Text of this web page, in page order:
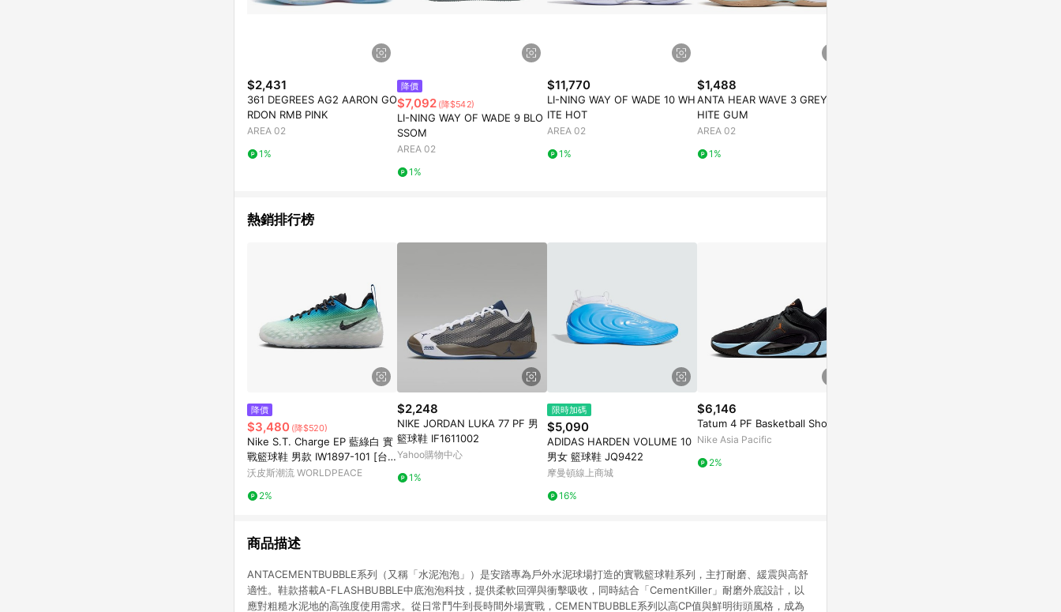
$2,431
361 DEGREES AG2 AARON GO
RDON RMB PINK
AREA 02
1%
降價
$7,092 (降$542)
LI-NING WAY OF WADE 9 BLO
SSOM
AREA 02
1%
$11,770
LI-NING WAY OF WADE 10 WH
ITE HOT
AREA 02
1%
$1,488
ANTA HEAR WAVE 3 GREY W
HITE GUM
AREA 02
1%
熱銷排行榜
降價
$3,480 (降$520)
Nike S.T. Charge EP 藍綠白 實
戰籃球鞋 男款 IW1897-101 [台
灣現貨]
沃皮斯潮流 WORLDPEACE
2%
$2,248
NIKE JORDAN LUKA 77 PF 男
籃球鞋 IF1611002
Yahoo購物中心
1%
限時加碼
$5,090
ADIDAS HARDEN VOLUME 10
男女 籃球鞋 JQ9422
摩曼頓線上商城
16%
$6,146
Tatum 4 PF Basketball Shoes
Nike Asia Pacific
2%
商品描述
ANTACEMENTBUBBLE系列（又稱「水泥泡泡」）是安踏專為戶外水泥球場打造的實戰籃球鞋系列，主打耐磨、緩震與高舒
適性。鞋款搭載A-FLASHBUBBLE中底泡泡科技，提供柔軟回彈與衝擊吸收，同時結合「CementKiller」耐磨外底設計，以
應對粗糙水泥地的高強度使用需求。從日常鬥牛到長時間外場實戰，CEMENTBUBBLE系列以高CP值與鮮明街頭風格，成為